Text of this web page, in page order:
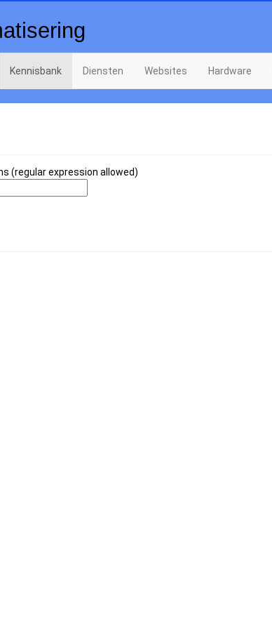
Kennisbank Diensten Websites Hardware
(regular expression allowed)